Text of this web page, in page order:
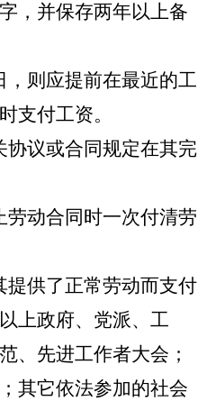
，并保存两年以上备
则应提前在最近的工
支付工资。
议或合同规定在其完
动合同时一次付清劳
供了正常劳动而支付
上政府、党派、工
、先进工作者大会；
其它依法参加的社会